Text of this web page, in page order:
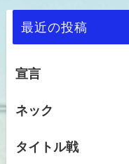
最近の投稿
宣言
ネック
タイトル戦